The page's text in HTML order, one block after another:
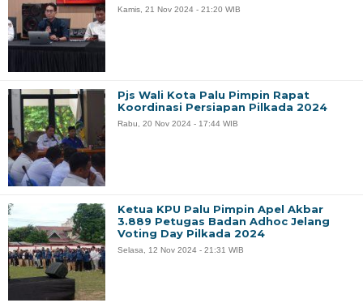
Kamis, 21 Nov 2024 - 21:20 WIB
Pjs Wali Kota Palu Pimpin Rapat
Koordinasi Persiapan Pilkada 2024
Rabu, 20 Nov 2024 - 17:44 WIB
Ketua KPU Palu Pimpin Apel Akbar
3.889 Petugas Badan Adhoc Jelang
Voting Day Pilkada 2024
Selasa, 12 Nov 2024 - 21:31 WIB